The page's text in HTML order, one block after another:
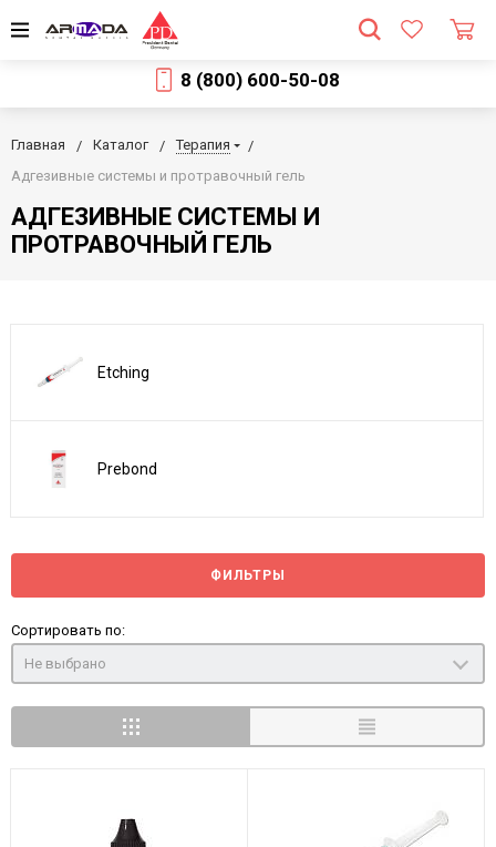
8 (800) 600-50-08
Главная Каталог
Терапия
Адгезивные системы и протравочный гель
АДГЕЗИВНЫЕ СИСТЕМЫ И
ПРОТРАВОЧНЫЙ ГЕЛЬ
Etching
Prebond
ФИЛЬТРЫ
Сортировать по:
Не выбрано